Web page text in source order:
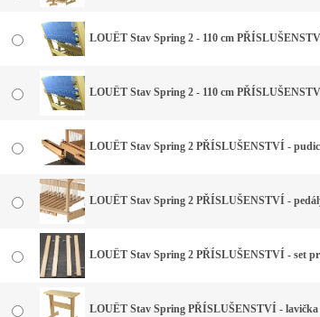
LOUËT Stav Spring 2 - 110 cm
LOUËT Stav Spring 2 - 110 cm
LOUËT Stav Spring 2 PŘÍSLUŠENSTVÍ -
LOUËT Stav Spring 2 PŘÍSLUŠENSTVÍ -
LOUËT Stav Spring 2 PŘÍSLUŠENSTVÍ - set
LOUËT Stav Spring PŘÍSLUŠENSTVÍ - lavička